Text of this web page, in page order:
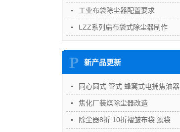
工业布袋除尘器配置要求
LZZ系列扁布袋式除尘器制作
新产品更新
同心圆式 管式 蜂窝式电捕焦油器
焦化厂装煤除尘器改造
除尘器8折 10折褶皱布袋 滤袋